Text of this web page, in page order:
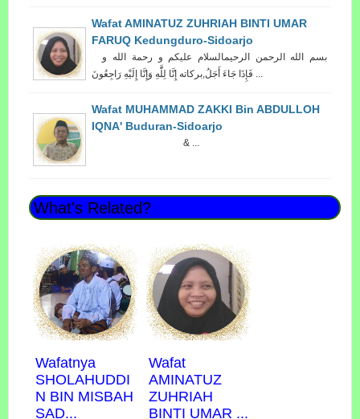
Wafat AMINATUZ ZUHRIAH BINTI UMAR
FARUQ Kedungduro-Sidoarjo
بركاته إِنَّا لِلَّٰهِ وَإِنَّا إِلَيْهِ رَاجِعُونَ‎,فَإِذَا جَاءَ أَجَلُ ...
Wafat MUHAMMAD ZAKKI Bin ABDULLOH
IQNA' Buduran-Sidoarjo
& ...
What's Related?
Wafatnya
SHOLAHUDDI
N BIN MISBAH
SAD...
Wafat
AMINATUZ
ZUHRIAH
BINTI UMAR ...